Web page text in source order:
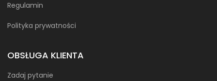
Regulamin
Polityka prywatności
OBSŁUGA KLIENTA
Zadaj pytanie